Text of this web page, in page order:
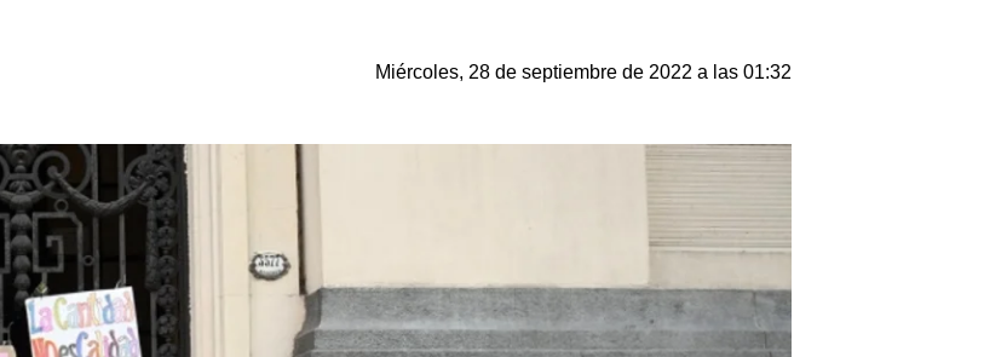
Miércoles, 28 de septiembre de 2022 a las 01:32